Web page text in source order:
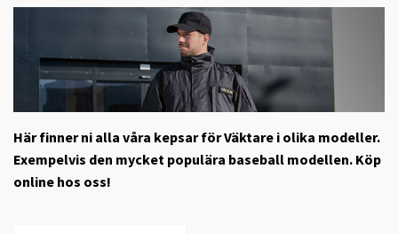
Här finner ni alla våra kepsar för Väktare i olika modeller.
Exempelvis den mycket populära baseball modellen. Köp
online hos oss!